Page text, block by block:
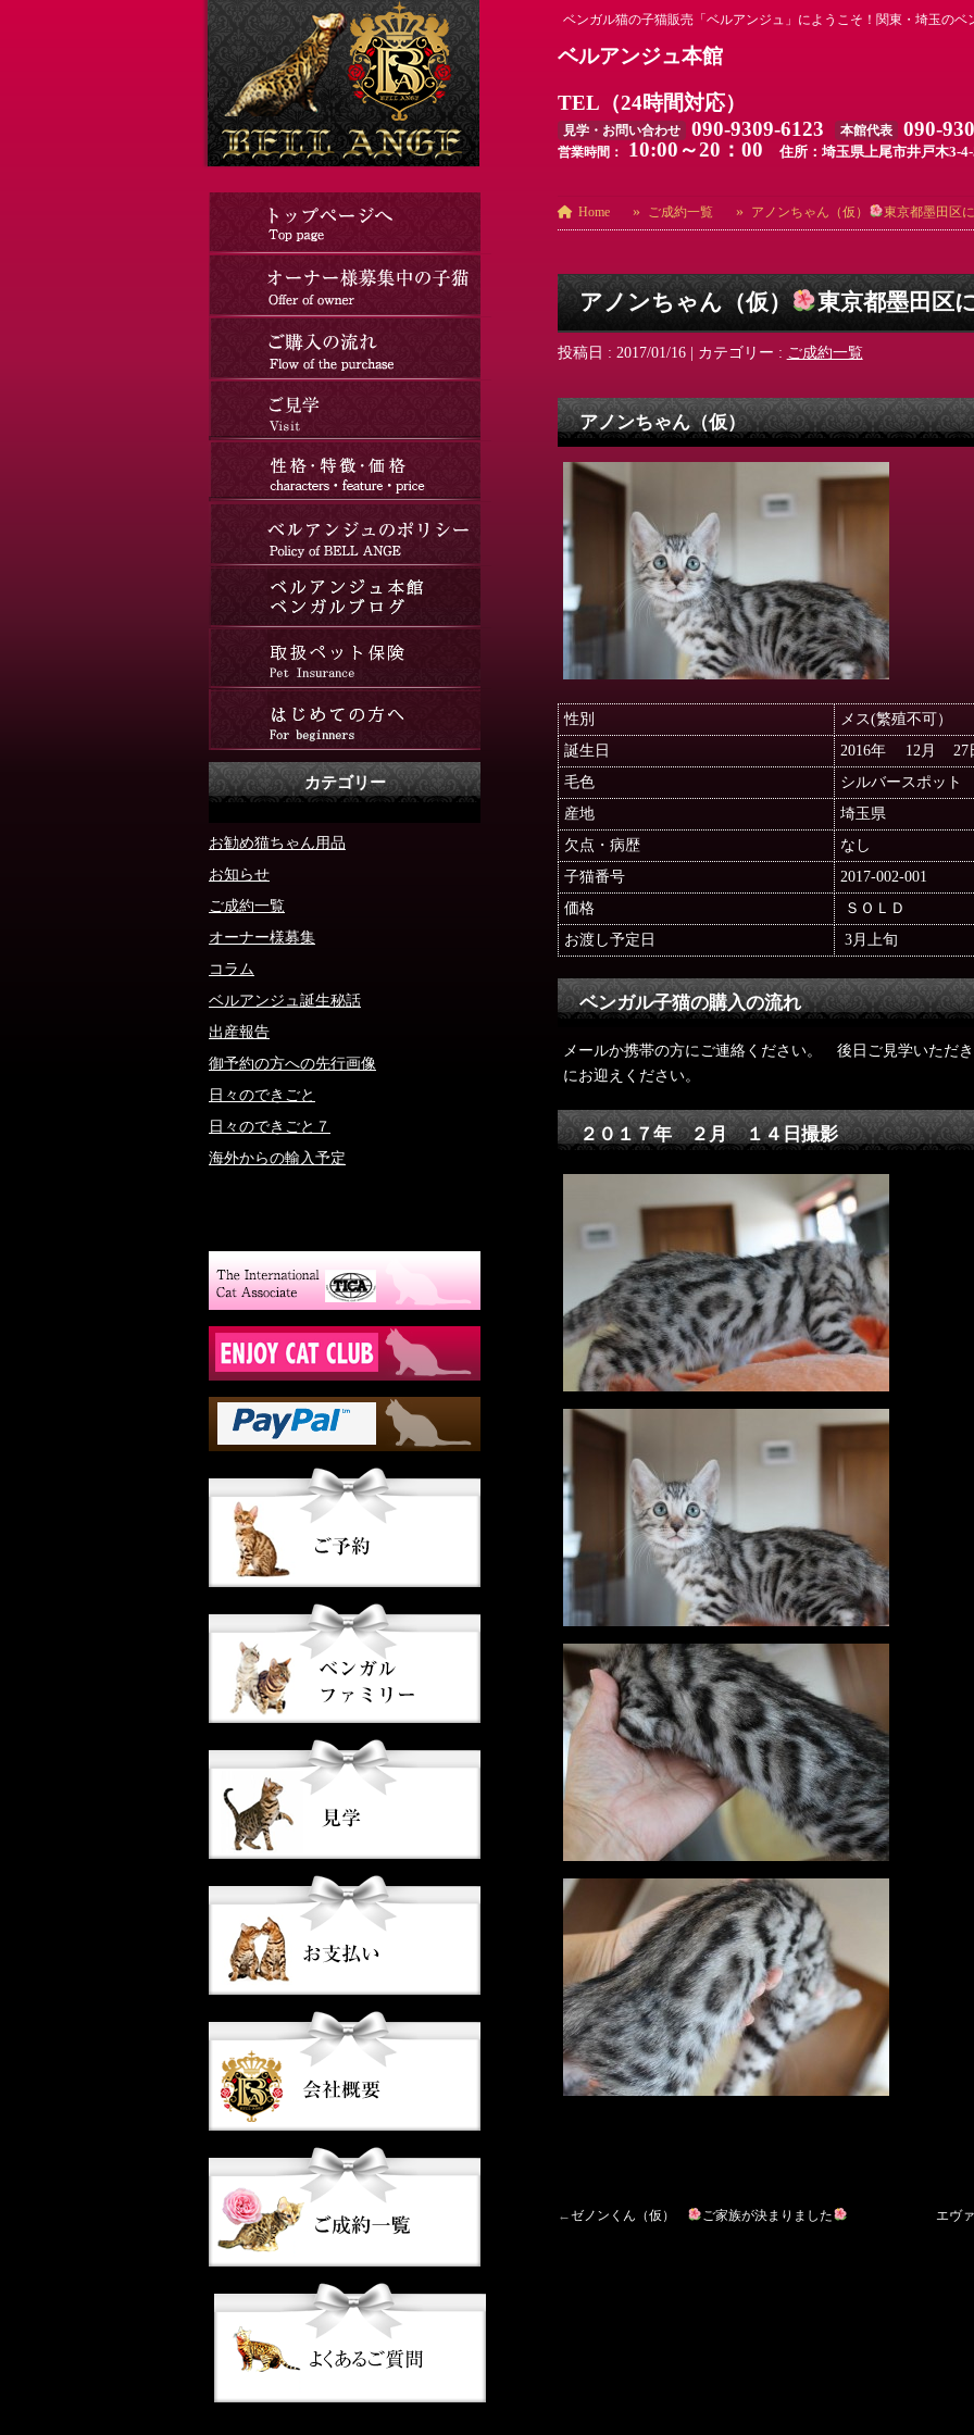
ベンガル猫の子猫販売「ベルアンジュ」にようこそ！関東・埼玉の
ベルアンジュ本館
TEL（24時間対応）
見学・お問い合わせ 090-9309-6123 本館代表 090-
営業時間： 10:00～20：00 住所：埼玉県上尾市井戸木3-
Home ご成約一覧 アノンちゃん（仮） 東京都墨田区
アノンちゃん（仮） 東京都墨田区
投稿日 : 2017/01/16| カテゴリー : ご成約一覧
アノンちゃん（仮）
性別
メス(繁殖不可）
誕生日
2016年 12月 27
毛色
シルバースポット
産地
埼玉県
欠点・病歴
なし
子猫番号
2017-002-001
価格
ＳＯＬＤ
お渡し予定日
3月上旬
ベンガル子猫の購入の流れ
メールか携帯の方にご連絡ください。 後日ご見学いただ
にお迎えください。
２０１７年 ２月 １４日撮影
←ゼノンくん（仮） ご家族が決まりました エヴ
カテゴリー
お勧め猫ちゃん用品
お知らせ
ご成約一覧
オーナー様募集
コラム
ベルアンジュ誕生秘話
出産報告
御予約の方への先行画像
日々のできごと
日々のできごと７
海外からの輸入予定